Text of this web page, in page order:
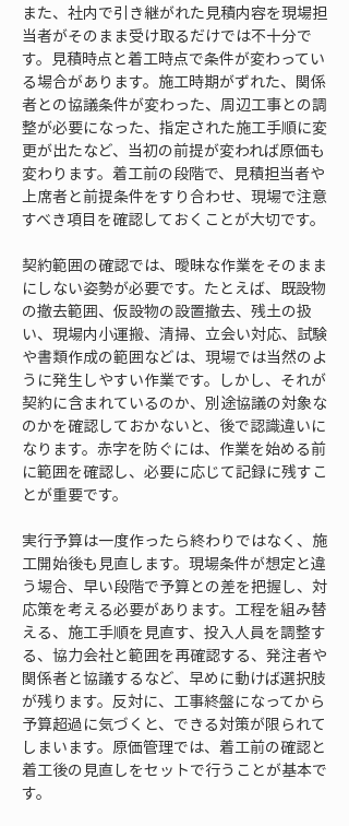
また、社内で引き継がれた見積内容を現場担
当者がそのまま受け取るだけでは不十分で
す。見積時点と着工時点で条件が変わってい
る場合があります。施工時期がずれた、関係
者との協議条件が変わった、周辺工事との調
整が必要になった、指定された施工手順に変
更が出たなど、当初の前提が変われば原価も
変わります。着工前の段階で、見積担当者や
上席者と前提条件をすり合わせ、現場で注意
すべき項目を確認しておくことが大切です。
契約範囲の確認では、曖昧な作業をそのまま
にしない姿勢が必要です。たとえば、既設物
の撤去範囲、仮設物の設置撤去、残土の扱
い、現場内小運搬、清掃、立会い対応、試験
や書類作成の範囲などは、現場では当然のよ
うに発生しやすい作業です。しかし、それが
契約に含まれているのか、別途協議の対象な
のかを確認しておかないと、後で認識違いに
なります。赤字を防ぐには、作業を始める前
に範囲を確認し、必要に応じて記録に残すこ
とが重要です。
実行予算は一度作ったら終わりではなく、施
工開始後も見直します。現場条件が想定と違
う場合、早い段階で予算との差を把握し、対
応策を考える必要があります。工程を組み替
える、施工手順を見直す、投入人員を調整す
る、協力会社と範囲を再確認する、発注者や
関係者と協議するなど、早めに動けば選択肢
が残ります。反対に、工事終盤になってから
予算超過に気づくと、できる対策が限られて
しまいます。原価管理では、着工前の確認と
着工後の見直しをセットで行うことが基本で
す。